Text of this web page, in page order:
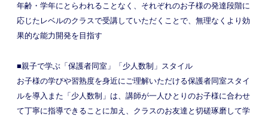
年齢・学年にとらわれることなく、それぞれのお子様の発達段階に
応じたレベルのクラスで受講していただくことで、無理なくより効
果的な能力開発を目指す
■親子で学ぶ「保護者同室」「少人数制」スタイル
お子様の学びや習熟度を身近にご理解いただける保護者同室スタイ
ルを導入また「少人数制」は、講師が一人ひとりのお子様に合わせ
て丁寧に指導できることに加え、クラスのお友達と切磋琢磨して学